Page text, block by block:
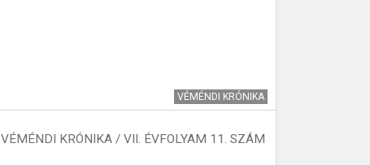
VÉMÉNDI KRÓNIKA
VÉMÉNDI KRÓNIKA / VII. ÉVFOLYAM 11. SZÁM